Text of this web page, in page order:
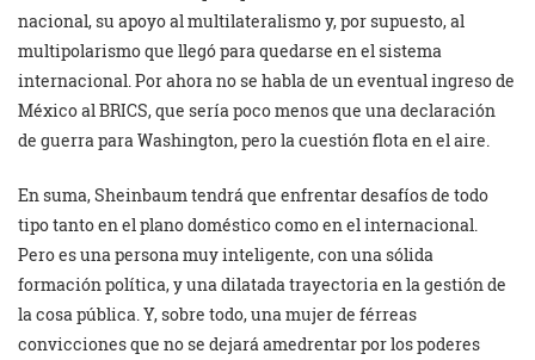
nacional, su apoyo al multilateralismo y, por supuesto, al
multipolarismo que llegó para quedarse en el sistema
internacional. Por ahora no se habla de un eventual ingreso de
México al BRICS, que sería poco menos que una declaración
de guerra para Washington, pero la cuestión flota en el aire.
En suma, Sheinbaum tendrá que enfrentar desafíos de todo
tipo tanto en el plano doméstico como en el internacional.
Pero es una persona muy inteligente, con una sólida
formación política, y una dilatada trayectoria en la gestión de
la cosa pública. Y, sobre todo, una mujer de férreas
convicciones que no se dejará amedrentar por los poderes